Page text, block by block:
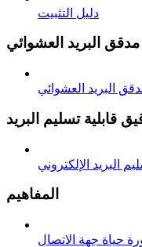
دليل التثبيت
مدقق البريد العشوائي
البريد العشوائي
قابلية تسليم البريد
البريد الإلكتروني
المفاهيم
حياة جهة الاتصال